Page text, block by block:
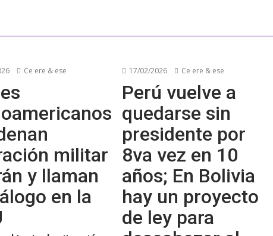
Ce ere & ese
militar
y llaman
en la
17/02/2026 Ce ere & ese
Perú vuelve a
quedarse sin
presidente por
8va vez en 10
años; En Bolivia
hay un proyecto
de ley para